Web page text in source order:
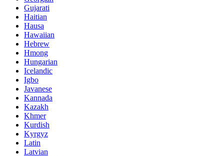
Gujarati
Haitian
Hausa
Hawaiian
Hebrew
Hmong
Hungarian
Icelandic
Igbo
Javanese
Kannada
Kazakh
Khmer
Kurdish
Kyrgyz
Latin
Latvian